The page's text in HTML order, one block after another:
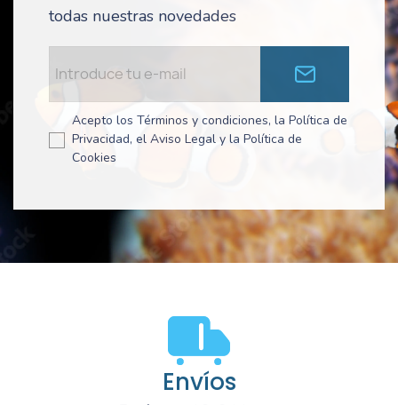
todas nuestras novedades
Acepto los Términos y condiciones, la Política de
Privacidad, el Aviso Legal y la Política de
Cookies
Envíos